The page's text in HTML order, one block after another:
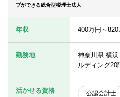
女性
個別
プができる総合型税理士法人
年収 400万円～
勤務地
神奈川県 横
ルディング20
活かせる資格 公認会計士